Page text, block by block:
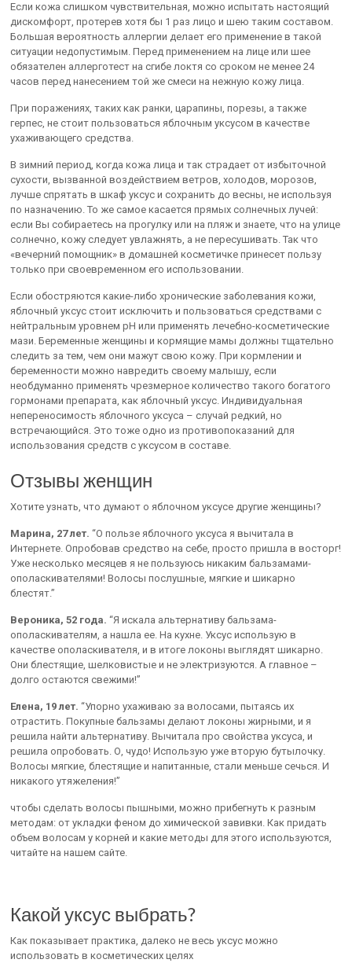
Если кожа слишком чувствительная, можно испытать настоящий
дискомфорт, протерев хотя бы 1 раз лицо и шею таким составом.
Большая вероятность аллергии делает его применение в такой
ситуации недопустимым. Перед применением на лице или шее
обязателен аллерготест на сгибе локтя со сроком не менее 24
часов перед нанесением той же смеси на нежную кожу лица.
При поражениях, таких как ранки, царапины, порезы, а также
герпес, не стоит пользоваться яблочным уксусом в качестве
ухаживающего средства.
В зимний период, когда кожа лица и так страдает от избыточной
сухости, вызванной воздействием ветров, холодов, морозов,
лучше спрятать в шкаф уксус и сохранить до весны, не используя
по назначению. То же самое касается прямых солнечных лучей:
если Вы собираетесь на прогулку или на пляж и знаете, что на улице
солнечно, кожу следует увлажнять, а не пересушивать. Так что
«вечерний помощник» в домашней косметичке принесет пользу
только при своевременном его использовании.
Если обостряются какие-либо хронические заболевания кожи,
яблочный уксус стоит исключить и пользоваться средствами с
нейтральным уровнем рН или применять лечебно-косметические
мази. Беременные женщины и кормящие мамы должны тщательно
следить за тем, чем они мажут свою кожу. При кормлении и
беременности можно навредить своему малышу, если
необдуманно применять чрезмерное количество такого богатого
гормонами препарата, как яблочный уксус. Индивидуальная
непереносимость яблочного уксуса – случай редкий, но
встречающийся. Это тоже одно из противопоказаний для
использования средств с уксусом в составе.
Отзывы женщин
Хотите узнать, что думают о яблочном уксусе другие женщины?
Марина, 27 лет. “О пользе яблочного уксуса я вычитала в
Интернете. Опробовав средство на себе, просто пришла в восторг!
Уже несколько месяцев я не пользуюсь никаким бальзамами-
ополаскивателями! Волосы послушные, мягкие и шикарно
блестят.”
Вероника, 52 года. “Я искала альтернативу бальзама-
ополаскивателям, а нашла ее. На кухне. Уксус использую в
качестве ополаскивателя, и в итоге локоны выглядят шикарно.
Они блестящие, шелковистые и не электризуются. А главное –
долго остаются свежими!”
Елена, 19 лет. “Упорно ухаживаю за волосами, пытаясь их
отрастить. Покупные бальзамы делают локоны жирными, и я
решила найти альтернативу. Вычитала про свойства уксуса, и
решила опробовать. О, чудо! Использую уже вторую бутылочку.
Волосы мягкие, блестящие и напитанные, стали меньше сечься. И
никакого утяжеления!”
чтобы сделать волосы пышными, можно прибегнуть к разным
методам: от укладки феном до химической завивки. Как придать
объем волосам у корней и какие методы для этого используются,
читайте на нашем сайте.
Какой уксус выбрать?
Как показывает практика, далеко не весь уксус можно
использовать в косметических целях